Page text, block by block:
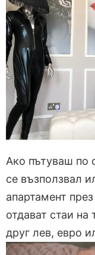
Ако пътуваш по
се възползвал
апартамент
отдават стаи на
друг лев, евро